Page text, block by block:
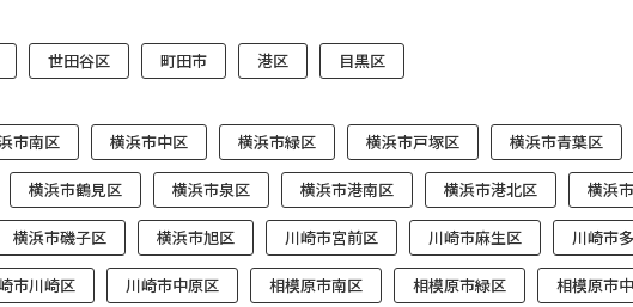
世田谷区 町田市 港区 目黒区
市南区 横浜市中区 横浜市緑区 横浜市戸塚区 横浜市青葉区
横浜市鶴見区 横浜市泉区 横浜市港南区 横浜市港北区 横浜
横浜市磯子区 横浜市旭区 川崎市宮前区 川崎市麻生区 川崎市
市川崎区 川崎市中原区 相模原市南区 相模原市緑区 相模原市